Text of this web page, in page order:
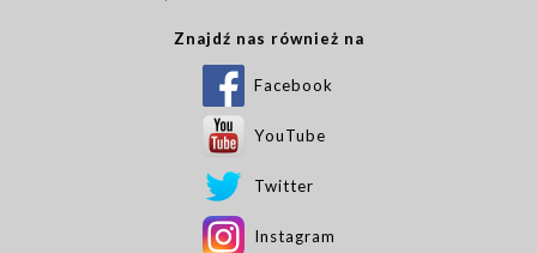
Znajdź nas również na
Facebook
YouTube
Twitter
Instagram